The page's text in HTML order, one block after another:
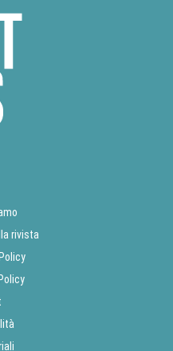
rivista